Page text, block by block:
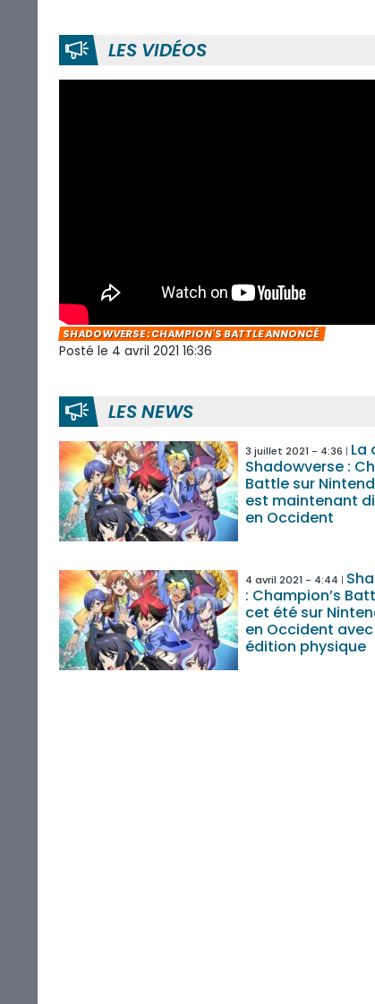
LES VIDÉOS
SHADOWVERSE : CHAMPION'S BATTLE ANNONCÉ
Posté le 4 avril 2021 16:36
LES NEWS
3 juillet 2021 - 4:36
La
Shadowverse :
Battle sur
est maintenant
en Occident
4 avril 2021 - 4:44
: Champion’s
cet été sur
en Occident
édition physique